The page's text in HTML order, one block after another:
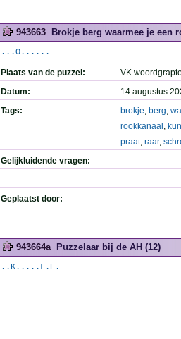
943663 Brokje berg waarmee je een
...O......
Plaats van de puzzel:
VK
Datum:
14 augustus
Tags:
brokje, berg,
rookkanaal ,
praat, raar,
Gelijkluidende vragen:
Geplaatst door:
943664a Puzzelaar bij de AH (12)
..K.....L.E.